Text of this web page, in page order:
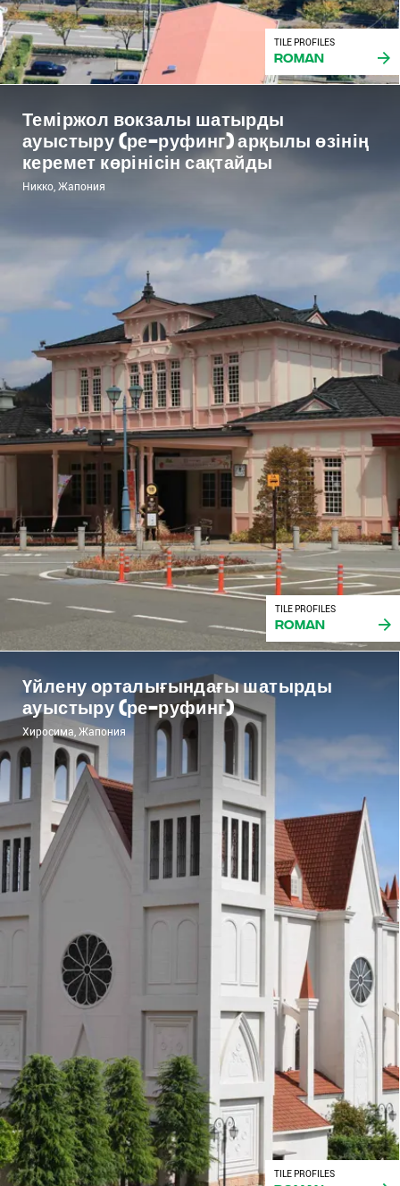
TILE PROFILES
Roman
Теміржол вокзалы шатырды
ауыстыру (ре-руфинг) арқылы өзінің
керемет көрінісін сақтайды
Никко, Жапония
TILE PROFILES
Roman
Үйлену орталығындағы шатырды
ауыстыру (ре-руфинг)
Хиросима, Жапония
TILE PROFILES